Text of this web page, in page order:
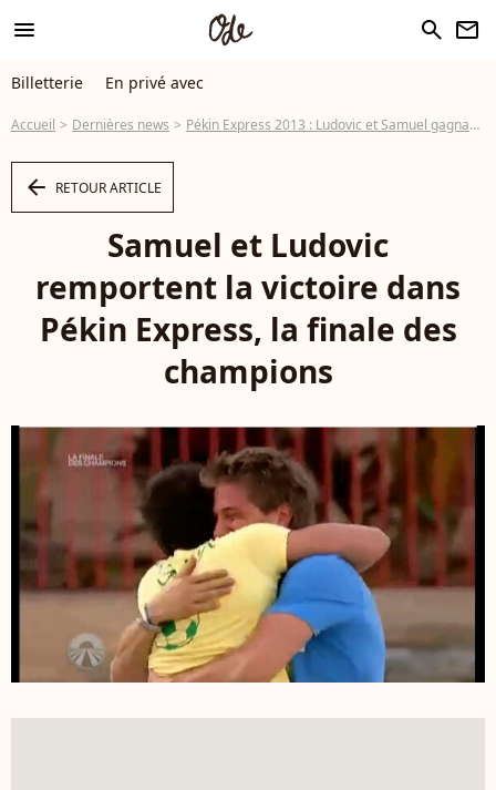
menu search newsletter
Billetterie En privé avec
Accueil Dernières news Pékin Express 2013 : Ludovic et Samuel gagnants de la finale des champions
arrow_left RETOUR ARTICLE
Samuel et Ludovic
remportent la victoire dans
Pékin Express, la finale des
champions